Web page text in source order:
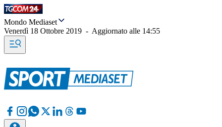
Mondo Mediaset
Venerdì 18 Ottobre 2019 - Aggiornato alle 14:55